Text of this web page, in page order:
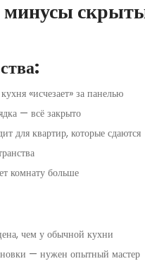
«исчезает» за панелью
— всё закрыто
для квартир, которые сдаются
комнату больше
чем у обычной кухни
— нужен опытный мастер